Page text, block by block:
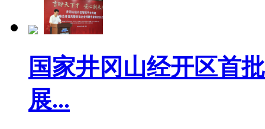
国家井冈山经开区首
展...